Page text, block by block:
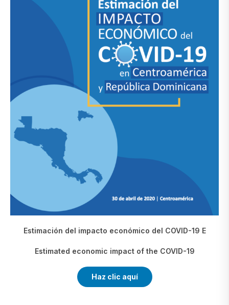
Estimación del impacto económico del COVID-19 E
Estimated economic impact of the COVID-19
Haz clic aquí